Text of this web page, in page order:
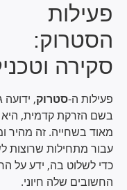
פעילות
הסטרוק:
סקירה
פעילות ה-סטרוק, ידועה
בשם הזרקת קדמית, היא
מאוד בשחייה. זה מהיר
עבור מתחילות שרוצות
כדי לשלוט בה, ידע על
החשובים שלה חיוני.